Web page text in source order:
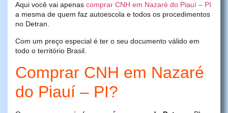
Aqui você vai apenas comprar CNH em Nazaré do Piauí – PI
a mesma de quem faz autoescola e todos os procedimentos
no Detran.
Com um preço especial é ter o seu documento válido em
todo o território Brasil.
Comprar CNH em Nazaré
do Piauí – PI?